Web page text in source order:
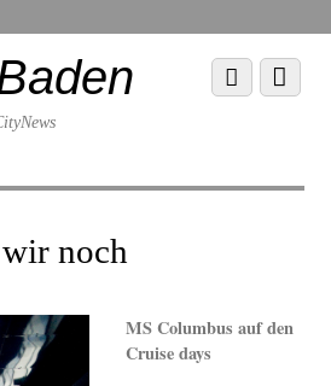
Menu
Scroll
down
noch
MS Columbus auf den
Cruise days